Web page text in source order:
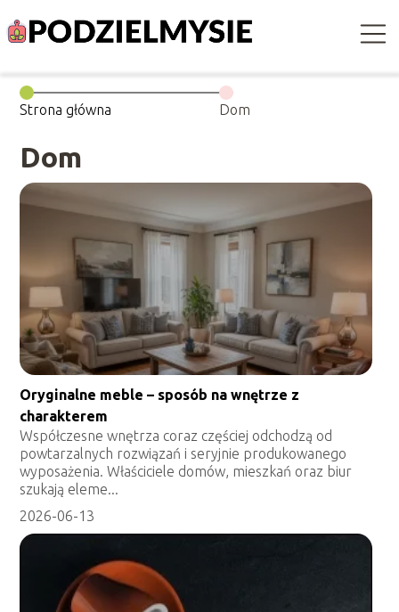
Strona główna Dom
Dom
Oryginalne meble – sposób na wnętrze z
charakterem
Współczesne wnętrza coraz częściej odchodzą od
powtarzalnych rozwiązań i seryjnie produkowanego
wyposażenia. Właściciele domów, mieszkań oraz biur
szukają eleme...
2026-06-13